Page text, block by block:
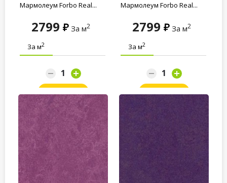
Мармолеум Forbo Real...
2799 За м2
За м2
Заказать
Мармолеум Forbo Real...
2799 За м2
За м2
Заказать